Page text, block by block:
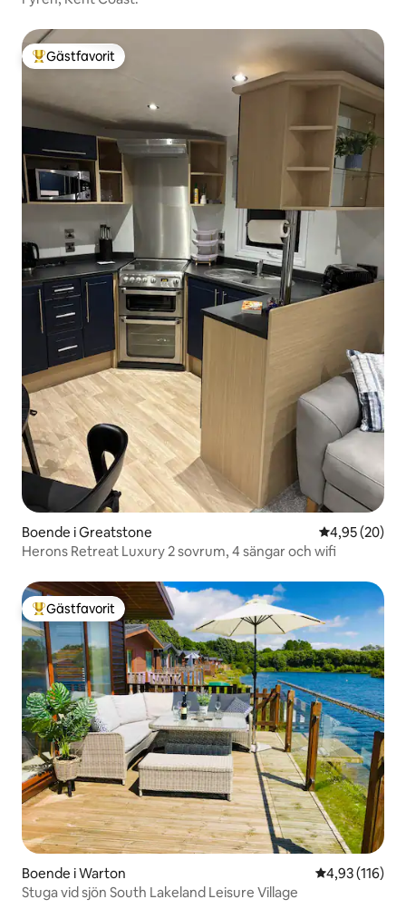
Populär gästfavorit
Gästfavorit
Boende i Greatstone 4,95 av 5 i
4,95 (20)
Herons Retreat Luxury 2 sovrum, 4 sängar och wifi
Populär gästfavorit
Gästfavorit
Boende i Warton 4,93 av 5 i
4,93 (116)
Stuga vid sjön South Lakeland Leisure Village